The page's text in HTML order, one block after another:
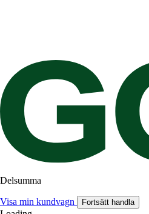
Delsumma
Visa min kundvagn Fortsätt handla